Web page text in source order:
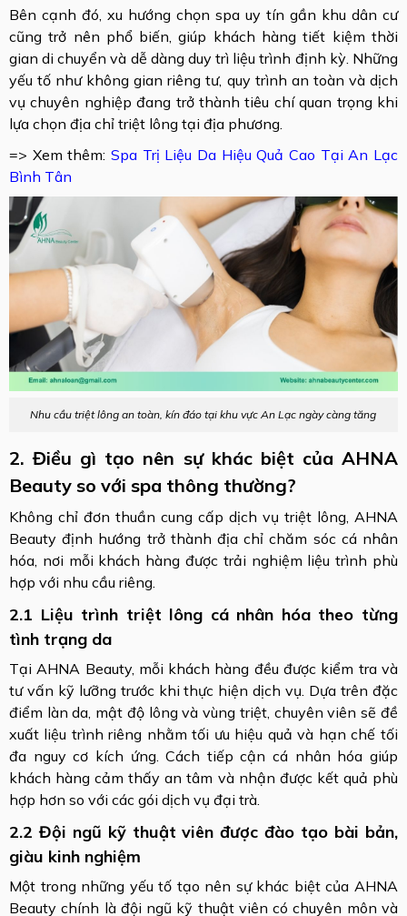
Bên cạnh đó, xu hướng chọn spa uy tín gần khu dân cư
cũng trở nên phổ biến, giúp khách hàng tiết kiệm thời
gian di chuyển và dễ dàng duy trì liệu trình định kỳ. Những
yếu tố như không gian riêng tư, quy trình an toàn và dịch
vụ chuyên nghiệp đang trở thành tiêu chí quan trọng khi
lựa chọn địa chỉ triệt lông tại địa phương.
=> Xem thêm: Spa Trị Liệu Da Hiệu Quả Cao Tại An Lạc
Bình Tân
Nhu cầu triệt lông an toàn, kín đáo tại khu vực An Lạc ngày càng tăng
2. Điều gì tạo nên sự khác biệt của AHNA
Beauty so với spa thông thường?
Không chỉ đơn thuần cung cấp dịch vụ triệt lông, AHNA
Beauty định hướng trở thành địa chỉ chăm sóc cá nhân
hóa, nơi mỗi khách hàng được trải nghiệm liệu trình phù
hợp với nhu cầu riêng.
2.1 Liệu trình triệt lông cá nhân hóa theo từng
tình trạng da
Tại AHNA Beauty, mỗi khách hàng đều được kiểm tra và
tư vấn kỹ lưỡng trước khi thực hiện dịch vụ. Dựa trên đặc
điểm làn da, mật độ lông và vùng triệt, chuyên viên sẽ đề
xuất liệu trình riêng nhằm tối ưu hiệu quả và hạn chế tối
đa nguy cơ kích ứng. Cách tiếp cận cá nhân hóa giúp
khách hàng cảm thấy an tâm và nhận được kết quả phù
hợp hơn so với các gói dịch vụ đại trà.
2.2 Đội ngũ kỹ thuật viên được đào tạo bài bản,
giàu kinh nghiệm
Một trong những yếu tố tạo nên sự khác biệt của AHNA
Beauty chính là đội ngũ kỹ thuật viên có chuyên môn và